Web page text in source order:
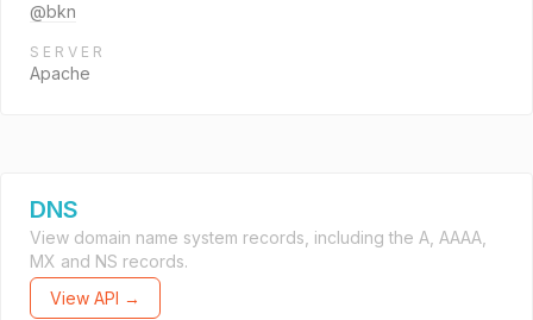
@bkn
SERVER
Apache
DNS
View domain name system records, including the A, AAAA,
MX and NS records.
View API →